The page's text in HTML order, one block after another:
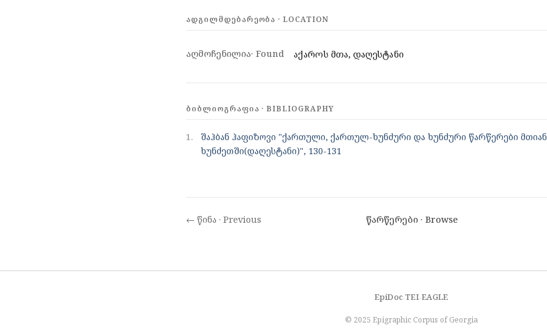
ᲐᲓᲒᲘᲚᲛᲓᲔᲑᲐᲠᲔᲝᲑᲐ · LOCATION
აღმოჩენილია· Found აქაროს მთა, დაღესტანი
ᲑᲘᲑᲚᲘᲝᲒᲠᲐᲤᲘᲐ · BIBLIOGRAPHY
1.
შაჰბან ჰაფიზოვი "ქართული, ქართულ-ხუნძური და ხუნძური წარწერები მთიან
ხუნძეთში(დაღესტანი)", 130-131
← წინა · Previous წარწერები · Browse
EpiDoc·TEI·EAGLE
© 2025 Epigraphic Corpus of Georgia